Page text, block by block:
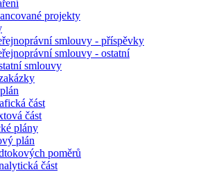
projekty
smlouvy - příspěvky
smlouvy - ostatní
smlouvy
část
část
plány
plán
poměrů
část